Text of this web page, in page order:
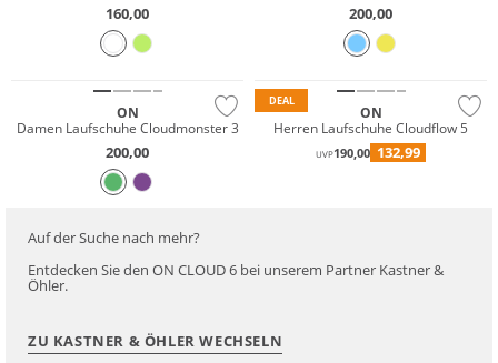
160,00 200,00
ON
Damen Laufschuhe Cloudmonster 3
200,00
DEAL
ON
Herren Laufschuhe Cloudflow 5
UVP190,00 132,99
Auf der Suche nach mehr?
Entdecken Sie den ON CLOUD 6 bei unserem Partner Kastner &
Öhler.
ZU KASTNER & ÖHLER WECHSELN